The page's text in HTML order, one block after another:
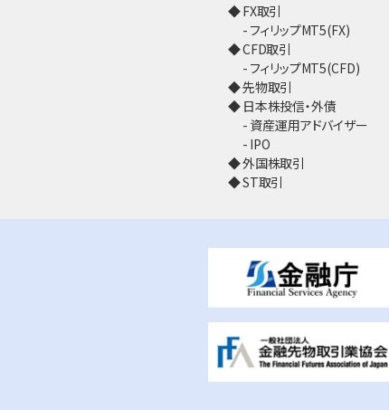
FX取引
フィリップMT5(FX)
CFD取引
フィリップMT5(CFD)
先物取引
日本株投信・外債
資産運用アドバイザー
IPO
外国株取引
ST取引